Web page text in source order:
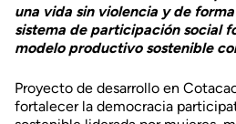
una vida sin violencia y de
sistema de participación social
modelo productivo sostenible
Proyecto de desarrollo en
fortalecer la democracia